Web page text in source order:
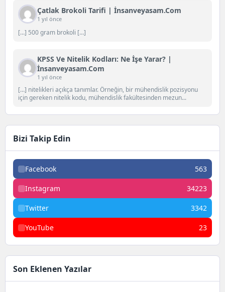
Çatlak Brokoli Tarifi | İnsanveyasam.com
1 yıl önce
[…] 500 gram brokoli […]
KPSS Ve Nitelik Kodları: Ne İşe Yarar? |
İnsanveyasam.com
1 yıl önce
[…] nitelikleri açıkça tanımlar. Örneğin, bir mühendislik pozisyonu
için gereken nitelik kodu, mühendislik fakültesinden mezun...
Bizi Takip Edin
Facebook 563
Instagram 34223
Twitter 3342
YouTube 23
Son Eklenen Yazılar